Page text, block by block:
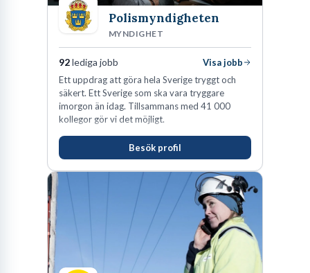
Polismyndigheten
MYNDIGHET
92lediga jobb
Visa jobb
Ett uppdrag att göra hela Sverige tryggt och
säkert. Ett Sverige som ska vara tryggare
imorgon än idag. Tillsammans med 41 000
kollegor gör vi det möjligt.
Besök profil